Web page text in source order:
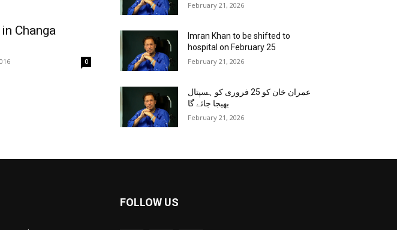
Changa
0
February 21, 2026
Imran Khan to be shifted to
hospital on February 25
February 21, 2026
عمران خان کو 25 فروری کو ہسپتال
بھیجا جائے گا
February 21, 2026
FOLLOW US